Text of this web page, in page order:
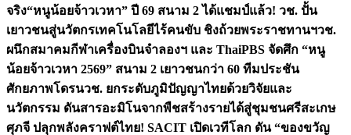
จริง“หนูน้อยจ้าวเวหา” ปี 69 สนาม 2 ได้แชมป์แล้ว! วช. ปั้น
เยาวชนสู่นวัตกรเทคโนโลยีไร้คนขับ ชิงถ้วยพระราชทานฯวช.
ผนึกสมาคมกีฬาเครื่องบินจำลองฯ และ ThaiPBS จัดศึก “หนู
น้อยจ้าวเวหา 2569” สนาม 2 เยาวชนกว่า 60 ทีมประชัน
ศักยภาพโดรนวช. ยกระดับภูมิปัญญาไทยด้วยวิจัยและ
นวัตกรรม ดันสารอะมิโนจากพืชสร้างรายได้สู่ชุมชนศรีสะเกษ
ศุภจี ปลุกพลังคราฟต์ไทย! SACIT เปิดเวทีโลก ดัน “ของขวัญ